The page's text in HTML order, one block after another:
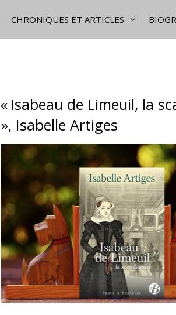
CHRONIQUES ET ARTICLES
« Isabeau de Limeuil, la
», Isabelle Artiges